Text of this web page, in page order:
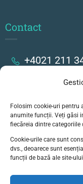
Folosim cookie-uri
anumite funcții. Veți găsi
fiecăreia dintre
Cookie-urile care sunt
dvs., deoarece sunt
funcții de bază ale site-
Contact
+4021 211
Strada